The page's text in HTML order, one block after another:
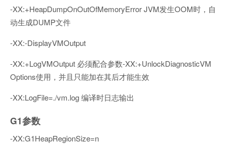
-XX:+HeapDumpOnOutOfMemoryError JVM发生OOM时，自
动生成DUMP文件
-XX:-DisplayVMOutput
-XX:+LogVMOutput 必须配合参数-XX:+UnlockDiagnosticVM
Options使用，并且只能加在其后才能生效
-XX:LogFile=./vm.log 编译时日志输出
G1参数
-XX:G1HeapRegionSize=n